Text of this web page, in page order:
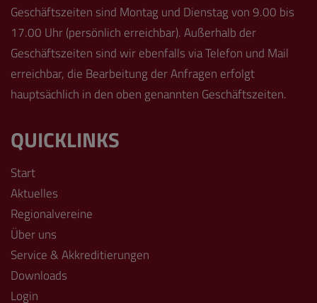
Geschäftszeiten sind Montag und Dienstag von 9.00 bis
17.00 Uhr (persönlich erreichbar). Außerhalb der
Geschäftszeiten sind wir ebenfalls via Telefon und Mail
erreichbar, die Bearbeitung der Anfragen erfolgt
hauptsächlich in den oben genannten Geschäftszeiten.
QUICKLINKS
Start
Aktuelles
Regionalvereine
Über uns
Service & Akkreditierungen
Downloads
Login